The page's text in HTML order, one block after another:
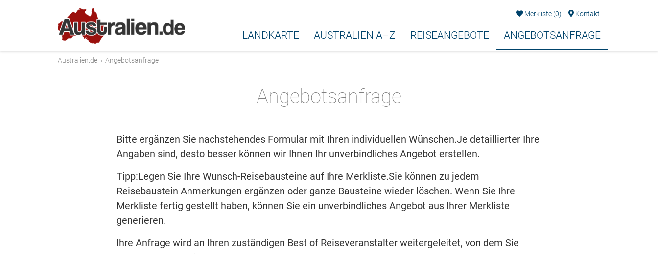
Merkliste (0) Kontakt
LANDKARTE AUSTRALIEN A–Z REISEANGEBOTE ANGEBOTSANFRAGE
Australien.de › Angebotsanfrage
Angebotsanfrage
Bitte ergänzen Sie nachstehendes Formular mit Ihren individuellen Wünschen.Je detaillierter Ihre
Angaben sind, desto besser können wir Ihnen Ihr unverbindliches Angebot erstellen.
Tipp:Legen Sie Ihre Wunsch-Reisebausteine auf Ihre Merkliste.Sie können zu jedem
Reisebaustein Anmerkungen ergänzen oder ganze Bausteine wieder löschen. Wenn Sie Ihre
Merkliste fertig gestellt haben, können Sie ein unverbindliches Angebot aus Ihrer Merkliste
generieren.
Ihre Anfrage wird an Ihren zuständigen Best of Reiseveranstalter weitergeleitet, von dem Sie